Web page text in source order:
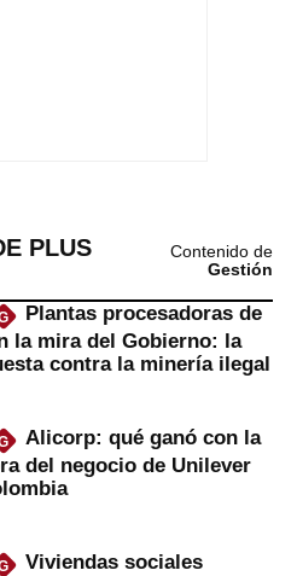
PLUS
Contenido de
Gestión
Plantas procesadoras de
la mira del Gobierno: la
contra la minería ilegal
Alicorp: qué ganó con la
del negocio de Unilever
Viviendas sociales